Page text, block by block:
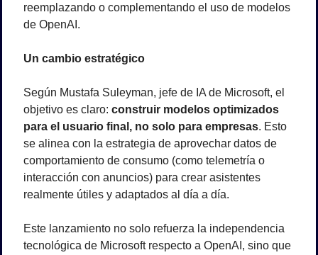
reemplazando o complementando el uso de modelos
de OpenAI.
Un cambio estratégico
Según Mustafa Suleyman, jefe de IA de Microsoft, el
objetivo es claro: construir modelos optimizados
para el usuario final, no solo para empresas. Esto
se alinea con la estrategia de aprovechar datos de
comportamiento de consumo (como telemetría o
interacción con anuncios) para crear asistentes
realmente útiles y adaptados al día a día.
Este lanzamiento no solo refuerza la independencia
tecnológica de Microsoft respecto a OpenAI, sino que